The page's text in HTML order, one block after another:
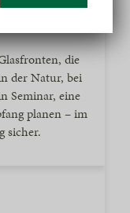
im Campus
die
der Natur, bei
Seminar, eine
planen – im
sicher.